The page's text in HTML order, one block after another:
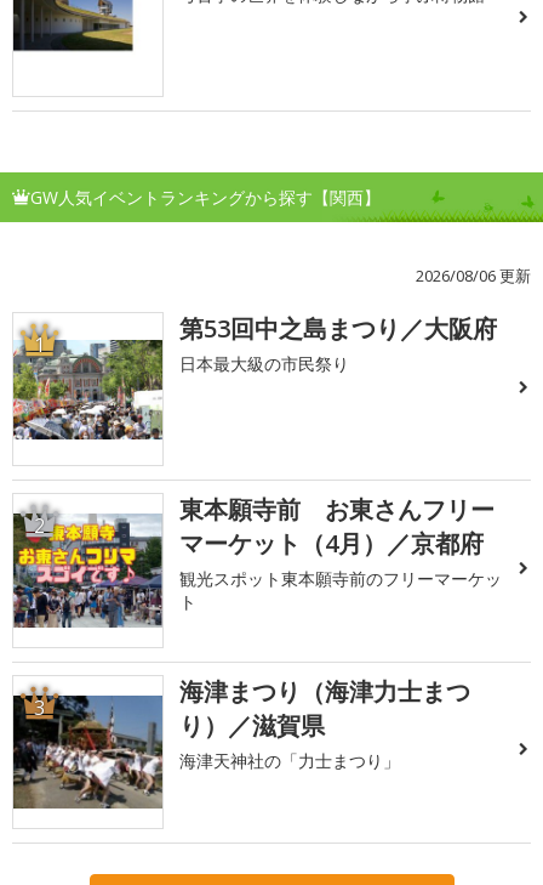
GW人気イベントランキングから探す【関西】
2026/08/06 更新
1 第53回中之島まつり／大阪府
日本最大級の市民祭り
2
東本願寺前 お東さんフリー
マーケット（4月）／京都府
観光スポット東本願寺前のフリーマーケッ
ト
3
海津まつり（海津力士まつ
り）／滋賀県
海津天神社の「力士まつり」